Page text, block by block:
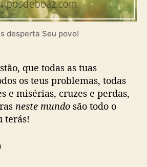
desperta Seu povo!
que todas as tuas
os teus problemas, todas
e misérias, cruzes e perdas,
neste mundo são todo o
terás!